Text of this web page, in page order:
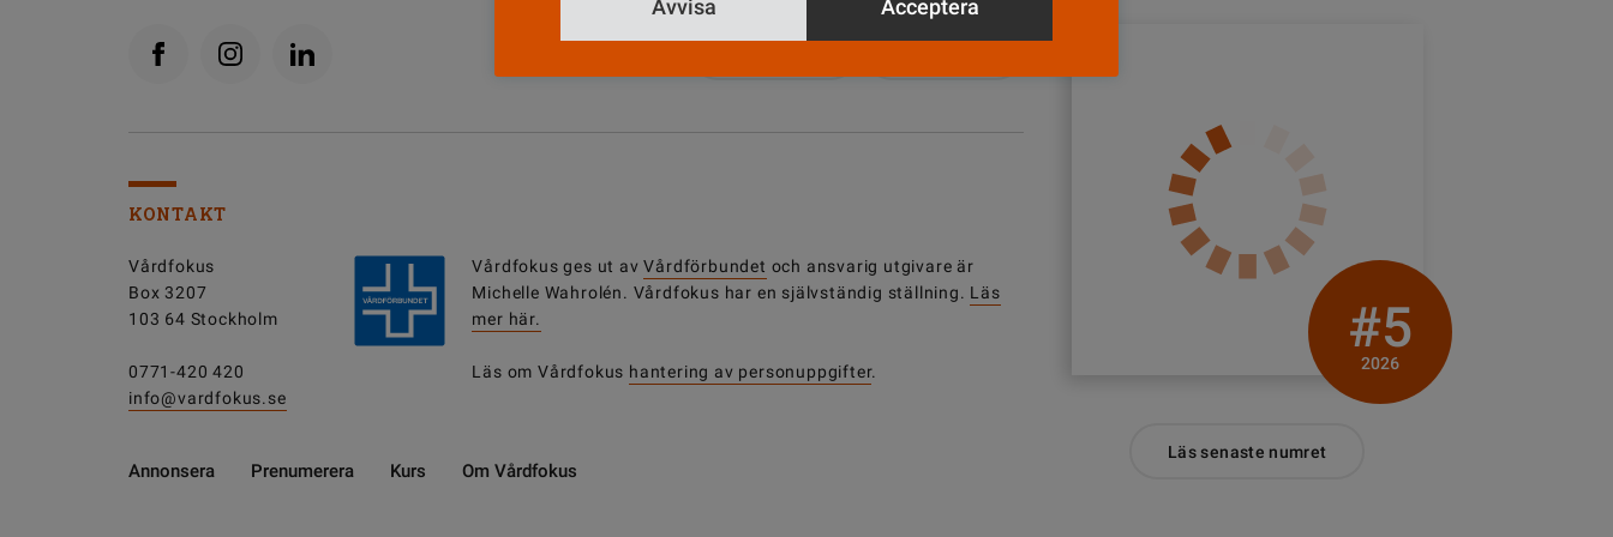
KONTAKT
Vårdfokus
Box 3207
103 64 Stockholm
0771-420 420
info@vardfokus.se
Vårdfokus ges ut avVårdförbundet och ansvarig utgivare är
Michelle Wahrolén. Vårdfokus har en självständig ställning. Läs
mer här.
Läs om Vårdfokus hantering av personuppgifter.
Annonsera Prenumerera Kurs Om Vårdfokus
#5
2026
Läs senaste numret
Avvisa Acceptera